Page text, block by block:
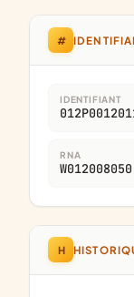
#
IDENTIFIANT
RNA
W012008050
H